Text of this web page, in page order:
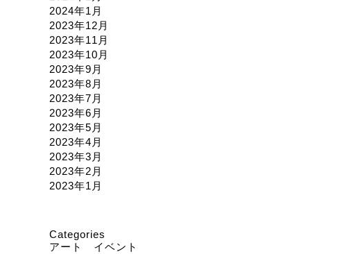
2024年1月
2023年12月
2023年11月
2023年10月
2023年9月
2023年8月
2023年7月
2023年6月
2023年5月
2023年4月
2023年3月
2023年2月
2023年1月
Categories
アート イベント